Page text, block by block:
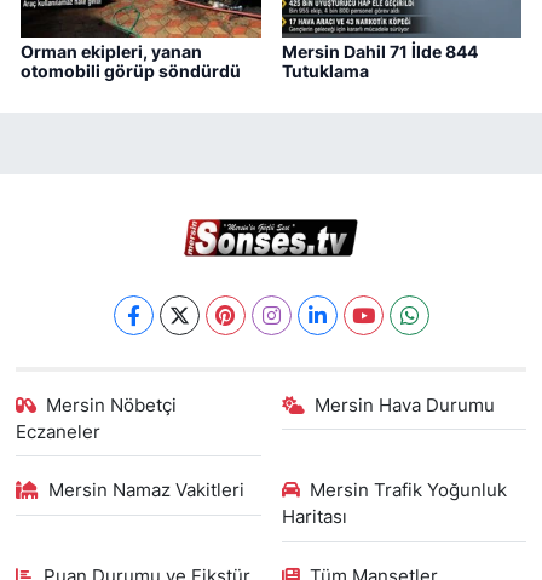
Orman ekipleri, yanan
otomobili görüp söndürdü
Mersin Dahil 71 İlde 844
Tutuklama
Mersin Nöbetçi
Eczaneler
Mersin Hava Durumu
Mersin Namaz Vakitleri
Mersin Trafik Yoğunluk
Haritası